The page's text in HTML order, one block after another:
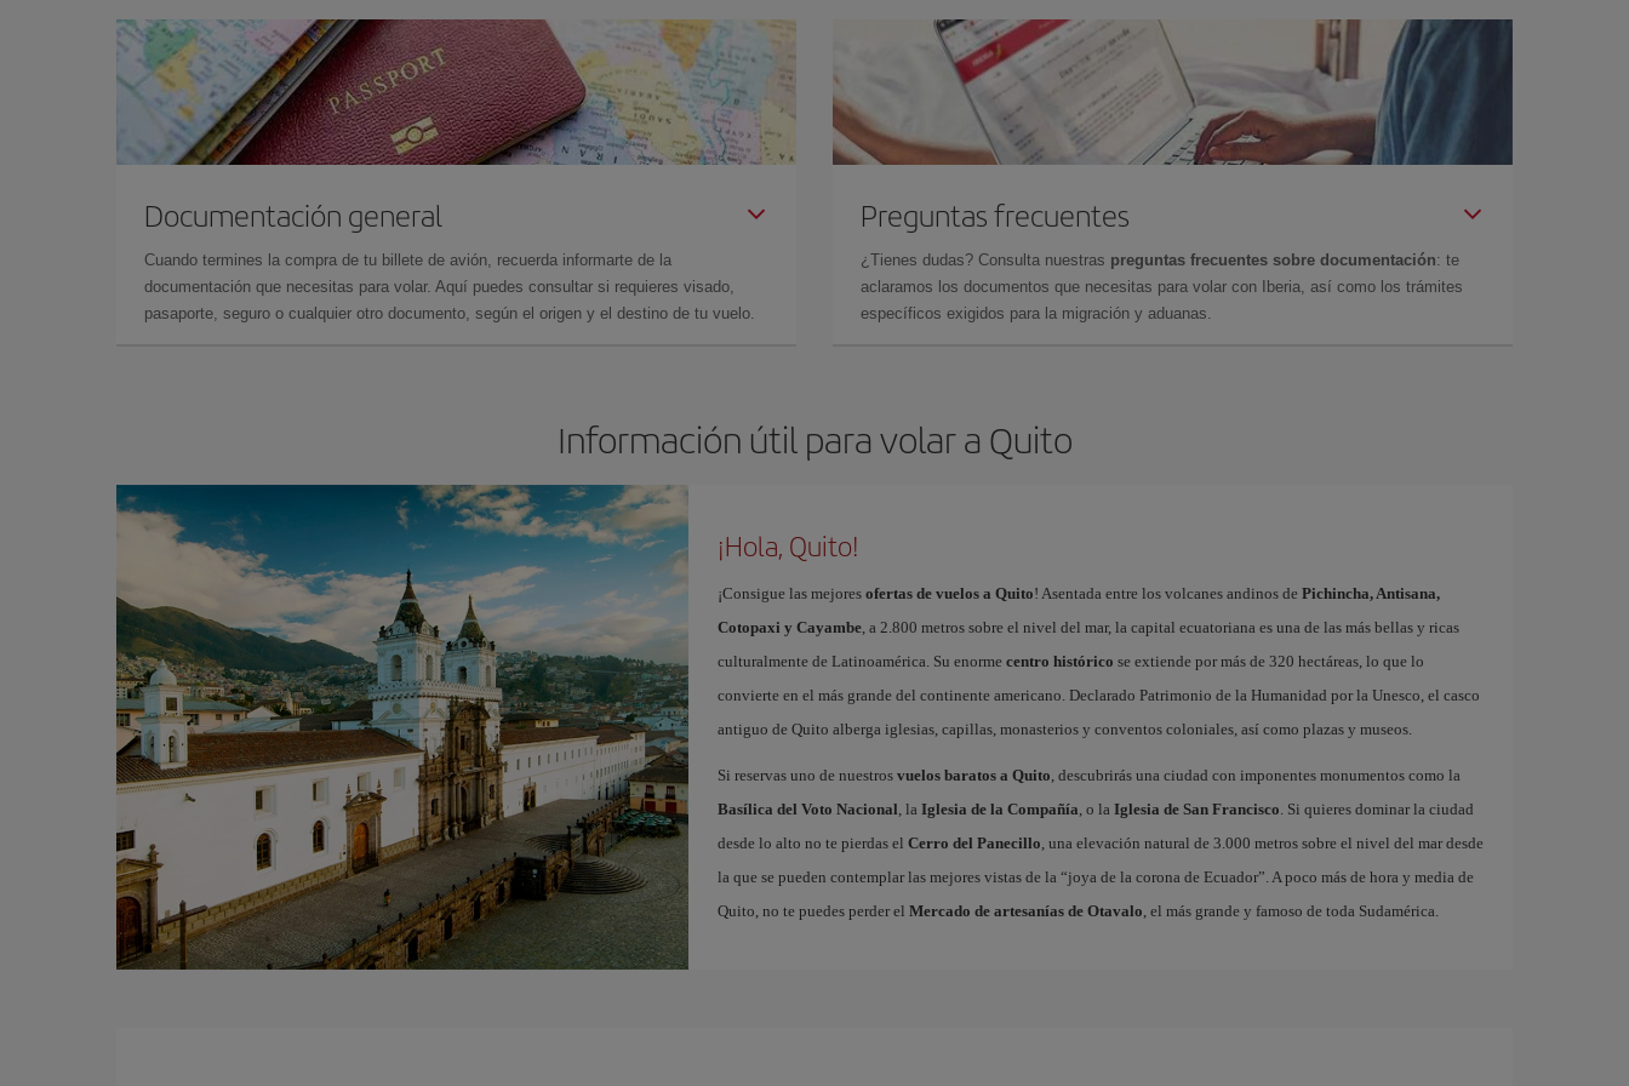
Documentación general
Cuando termines la compra de tu billete de avión, recuerda informarte de la
documentación que necesitas para volar. Aquí puedes consultar si requieres visado,
pasaporte, seguro o cualquier otro documento, según el origen y el destino de tu vuelo.
Preguntas frecuentes
¿Tienes dudas? Consulta nuestras preguntas frecuentes sobre documentación: te
aclaramos los documentos que necesitas para volar con Iberia, así como los trámites
específicos exigidos para la migración y aduanas.
Información útil para volar a Quito
¡Hola, Quito!
¡Consigue las mejores ofertas de vuelos a Quito! Asentada entre los volcanes andinos de Pichincha, Antisana,
Cotopaxi y Cayambe, a 2.800 metros sobre el nivel del mar, la capital ecuatoriana es una de las más bellas y ricas
culturalmente de Latinoamérica. Su enorme centro histórico se extiende por más de 320 hectáreas, lo que lo
convierte en el más grande del continente americano. Declarado Patrimonio de la Humanidad por la Unesco, el casco
antiguo de Quito alberga iglesias, capillas, monasterios y conventos coloniales, así como plazas y museos.
Si reservas uno de nuestros vuelos baratos a Quito, descubrirás una ciudad con imponentes monumentos como la
Basílica del Voto Nacional, la Iglesia de la Compañía, o la Iglesia de San Francisco. Si quieres dominar la ciudad
desde lo alto no te pierdas el Cerro del Panecillo, una elevación natural de 3.000 metros sobre el nivel del mar desde
la que se pueden contemplar las mejores vistas de la “joya de la corona de Ecuador”. A poco más de hora y media de
Quito, no te puedes perder el Mercado de artesanías de Otavalo, el más grande y famoso de toda Sudamérica.